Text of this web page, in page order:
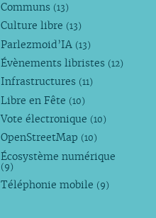
Communs (13)
Culture libre (13)
Parlezmoid’IA (13)
Évènements libristes (12)
Infrastructures (11)
Libre en Fête (10)
Vote électronique (10)
OpenStreetMap (10)
Écosystème numérique
(9)
Téléphonie mobile (9)